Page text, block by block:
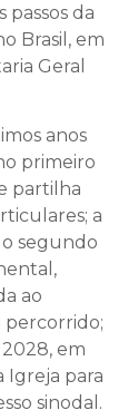
da
Brasil, em
Geral
anos
primeiro
partilha
a
segundo
ao
percorrido;
2028, em
Igreja para
sinodal.